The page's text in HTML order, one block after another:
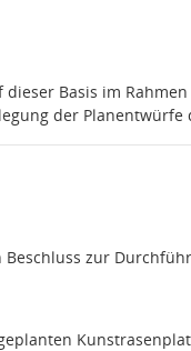
Basis im
der Planentwürfe
Beschluss zur